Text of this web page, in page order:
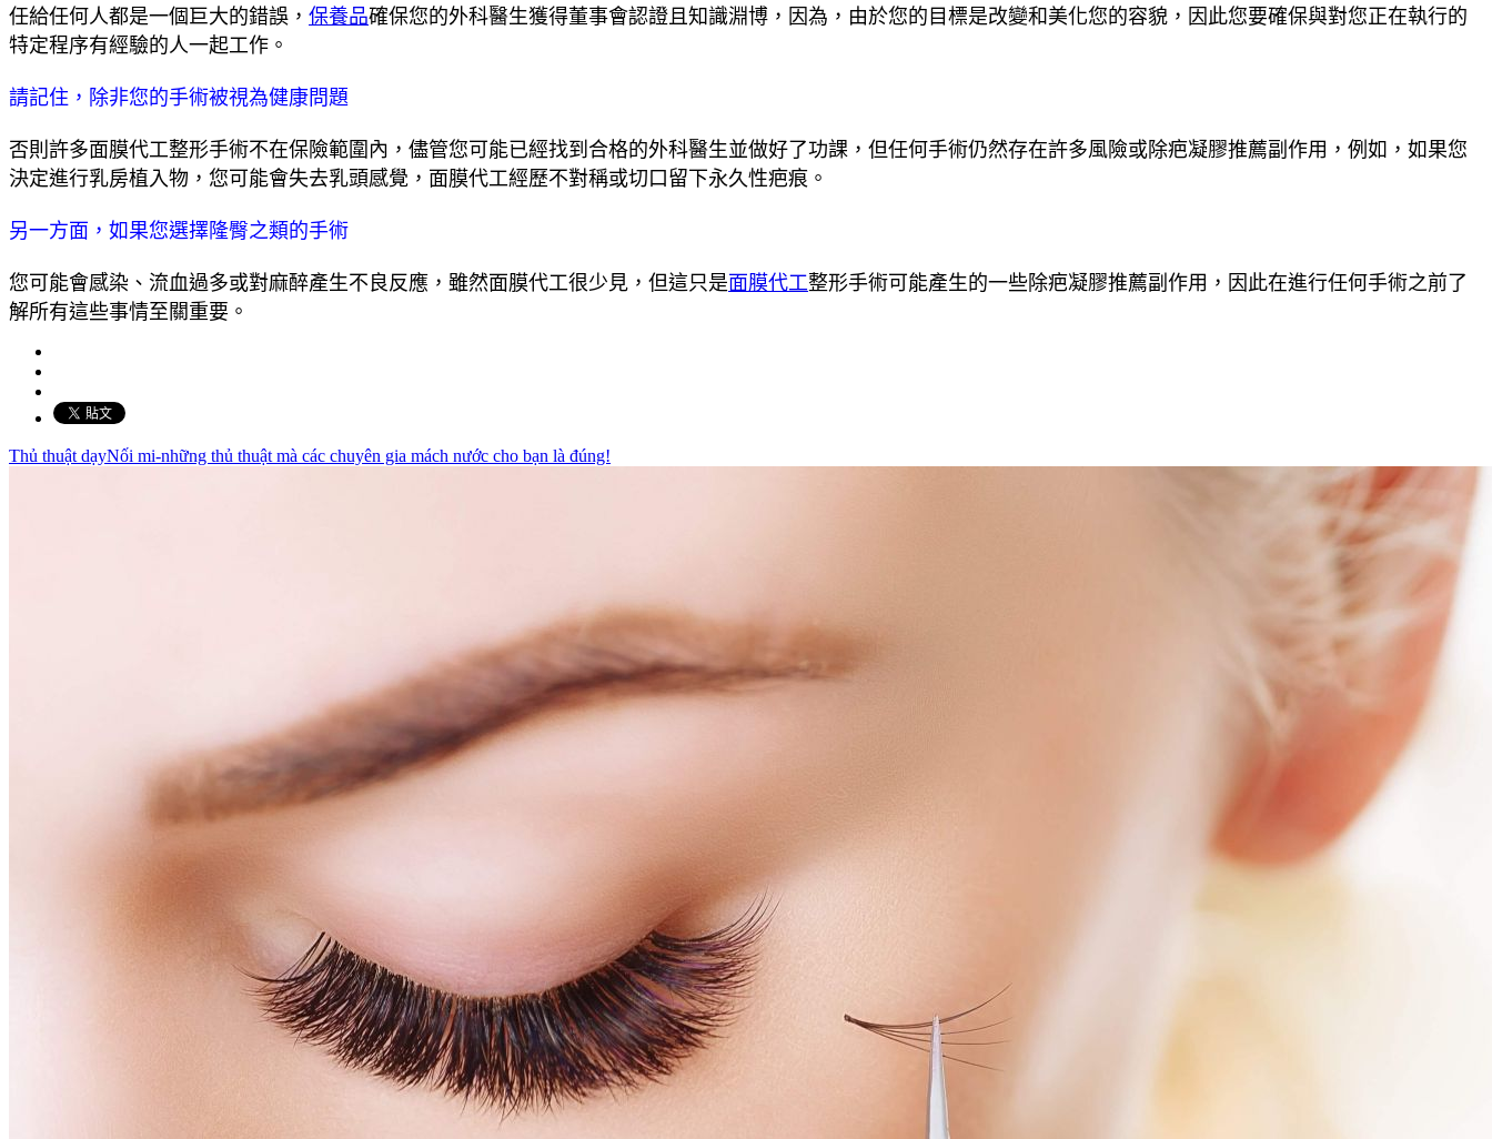
任給任何人都是一個巨大的錯誤， 保養品確保您的外科醫生獲得董事會認證且知識淵博，因為，由於您的目標是改變和美化您的容貌，因此您要確保與對您正在執行的
特定程序有經驗的人一起工作。
請記住，除非您的手術被視為健康問題
否則許多面膜代工整形手術不在保險範圍內，儘管您可能已經找到合格的外科醫生並做好了功課，但任何手術仍然存在許多風險或除疤凝膠推薦副作用，例如，如果您
決定進行乳房植入物，您可能會失去乳頭感覺，面膜代工經歷不對稱或切口留下永久性疤痕。
另一方面，如果您選擇隆臀之類的手術
您可能會感染、流血過多或對麻醉產生不良反應，雖然面膜代工很少見，但這只是面膜代工整形手術可能產生的一些除疤凝膠推薦副作用，因此在進行任何手術之前了
解所有這些事情至關重要。
Thủ thuật dạyNối mi-những thủ thuật mà các chuyên gia mách nước cho bạn là đúng!